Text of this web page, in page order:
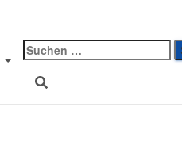
Suche
nach: